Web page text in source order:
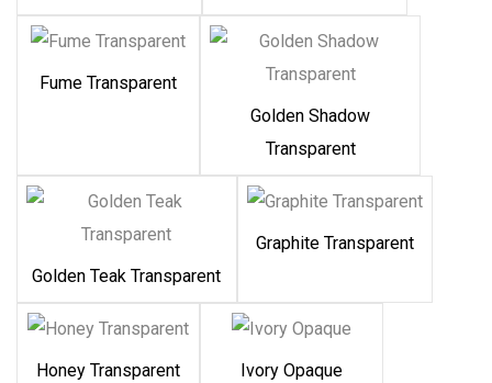
Fume Transparent
Golden Shadow
Transparent
Golden Teak Transparent
Graphite Transparent
Honey Transparent Ivory Opaque